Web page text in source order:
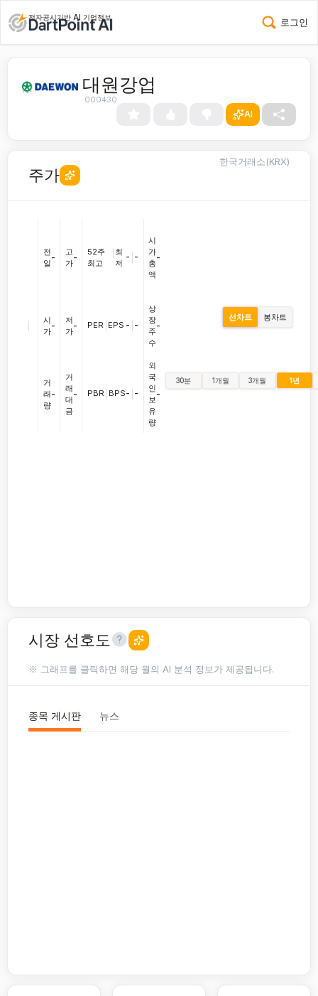
전자공시기반 AI 기업정보 로그인
대원강업
000430
AI
주가
한국거래소(KRX)
전
일
-
시
가
-
거
래
량
-
고
가
-
저
가
-
거
래
대
금
-
52주
최고
최
저
- -
PER EPS - -
PBR BPS- -
시
가
총
액
-
상
장
주
수
-
외
국
인
보
유
량
-
선차트 봉차트
30분 1개월 3개월 1년
시장 선호도
※ 그래프를 클릭하면 해당 월의 AI 분석 정보가 제공됩니다.
종목 게시판 뉴스